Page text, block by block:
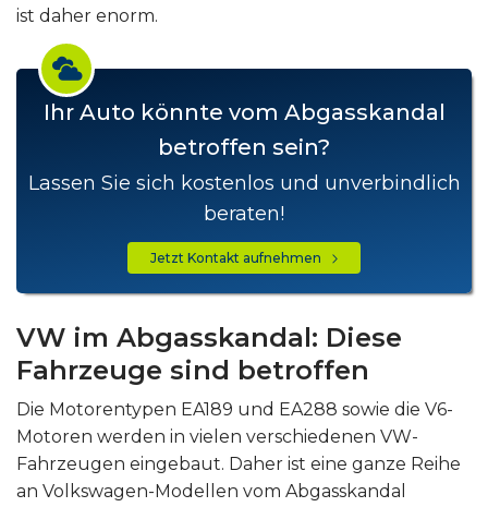
ist daher enorm.
Ihr Auto könnte vom Abgasskandal
betroffen sein?
Lassen Sie sich kostenlos und unverbindlich
beraten!
Jetzt Kontakt aufnehmen
VW im Abgasskandal: Diese
Fahrzeuge sind betroffen
Die Motorentypen EA189 und EA288 sowie die V6-
Motoren werden in vielen verschiedenen VW-
Fahrzeugen eingebaut. Daher ist eine ganze Reihe
an Volkswagen-Modellen vom Abgasskandal